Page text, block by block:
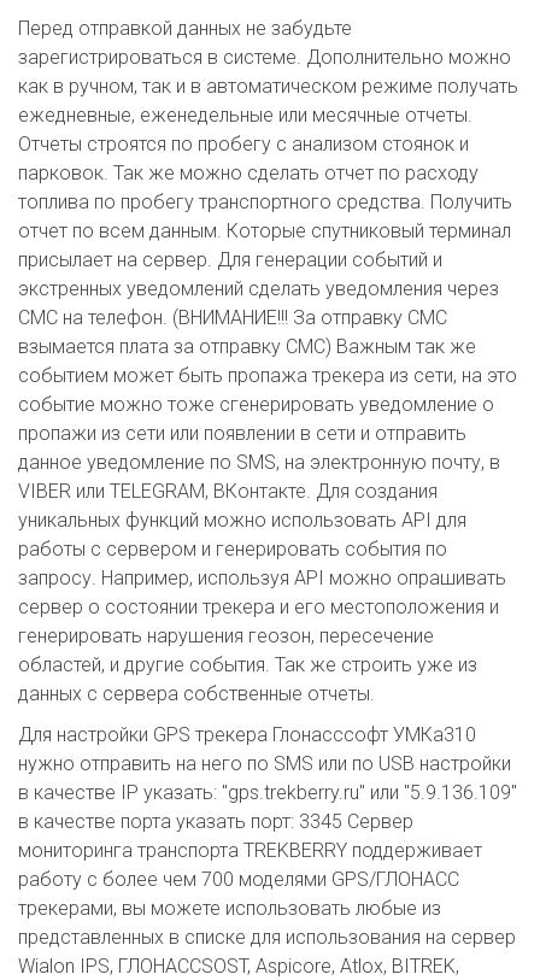
Перед отправкой данных не забудьте
зарегистрироваться в системе. Дополнительно можно
как в ручном, так и в автоматическом режиме получать
ежедневные, еженедельные или месячные отчеты.
Отчеты строятся по пробегу с анализом стоянок и
парковок. Так же можно сделать отчет по расходу
топлива по пробегу транспортного средства. Получить
отчет по всем данным. Которые спутниковый терминал
присылает на сервер. Для генерации событий и
экстренных уведомлений сделать уведомления через
СМС на телефон. (ВНИМАНИЕ!!! За отправку СМС
взымается плата за отправку СМС) Важным так же
событием может быть пропажа трекера из сети, на это
событие можно тоже сгенерировать уведомление о
пропажи из сети или появлении в сети и отправить
данное уведомление по SMS, на электронную почту, в
VIBER или TELEGRAM, ВКонтакте. Для создания
уникальных функций можно использовать API для
работы с сервером и генерировать события по
запросу. Например, используя API можно опрашивать
сервер о состоянии трекера и его местоположения и
генерировать нарушения геозон, пересечение
областей, и другие события. Так же строить уже из
данных с сервера собственные отчеты.
Для настройки GPS трекера Глонасссофт УМКа310
нужно отправить на него по SMS или по USB настройки
в качестве IP указать: "gps.trekberry.ru" или "5.9.136.109"
в качестве порта указать порт: 3345 Сервер
мониторинга транспорта TREKBERRY поддерживает
работу с более чем 700 моделями GPS/ГЛОНАСС
трекерами, вы можете использовать любые из
представленных в списке для использования на сервер
Wialon IPS, ГЛОНАССSOST, Aspicore, Atlox, BITREK,